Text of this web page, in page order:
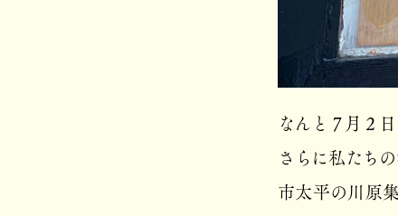
なんと７月２
さらに私たち
市太平の川原